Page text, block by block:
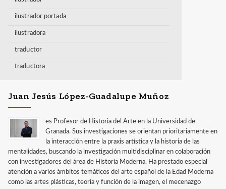
ilustrador portada
ilustradora
traductor
traductora
Juan Jesús López-Guadalupe Muñoz
es Profesor de Historia del Arte en la Universidad de
Granada. Sus investigaciones se orientan prioritariamente en
la interacción entre la praxis artística y la historia de las
mentalidades, buscando la investigación multidisciplinar en colaboración
con investigadores del área de Historia Moderna. Ha prestado especial
atención a varios ámbitos temáticos del arte español de la Edad Moderna
como las artes plásticas, teoría y función de la imagen, el mecenazgo